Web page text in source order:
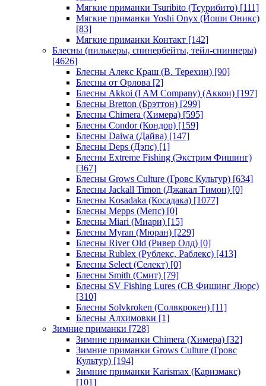
Мягкие приманки Tsuribito (Тсурибито) [111]
Мягкие приманки Yoshi Onyx (Йоши Оникс)
[83]
Мягкие приманки Контакт [142]
Блесны (пилькеры, спинербейты, тейл-спиннеры)
[4626]
Блесны Алекс Краш (В. Терехин) [90]
Блесны от Орлова [2]
Блесны Akkoi (I AM Company) (Аккои) [197]
Блесны Bretton (Брэттон) [299]
Блесны Chimera (Химера) [595]
Блесны Condor (Кондор) [159]
Блесны Daiwa (Дайва) [147]
Блесны Deps (Дэпс) [1]
Блесны Extreme Fishing (Экстрим Фишинг)
[367]
Блесны Grows Culture (Гровс Культур) [634]
Блесны Jackall Timon (Джакал Тимон) [0]
Блесны Kosadaka (Косадака) [1077]
Блесны Mepps (Мепс) [0]
Блесны Miari (Миари) [15]
Блесны Myran (Мюран) [229]
Блесны River Old (Ривер Олд) [0]
Блесны Rublex (Рублекс, Раблекс) [413]
Блесны Select (Селект) [0]
Блесны Smith (Смит) [79]
Блесны SV Fishing Lures (СВ Фишинг Люрс)
[310]
Блесны Solvkroken (Солвкрокен) [11]
Блесны Алхимовки [1]
Зимние приманки [728]
Зимние приманки Chimera (Химера) [32]
Зимние приманки Grows Culture (Гровс
Культур) [194]
Зимние приманки Karismax (Каризмакс)
[101]